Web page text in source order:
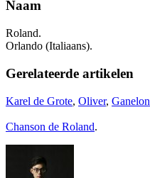
Naam
Roland.
Orlando (Italiaans).
Gerelateerde artikelen
Karel de Grote, Oliver, Ganelon
Chanson de Roland.